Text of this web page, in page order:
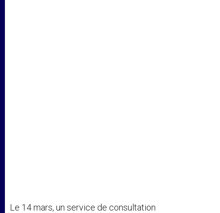
Le 14 mars, un service de consultation